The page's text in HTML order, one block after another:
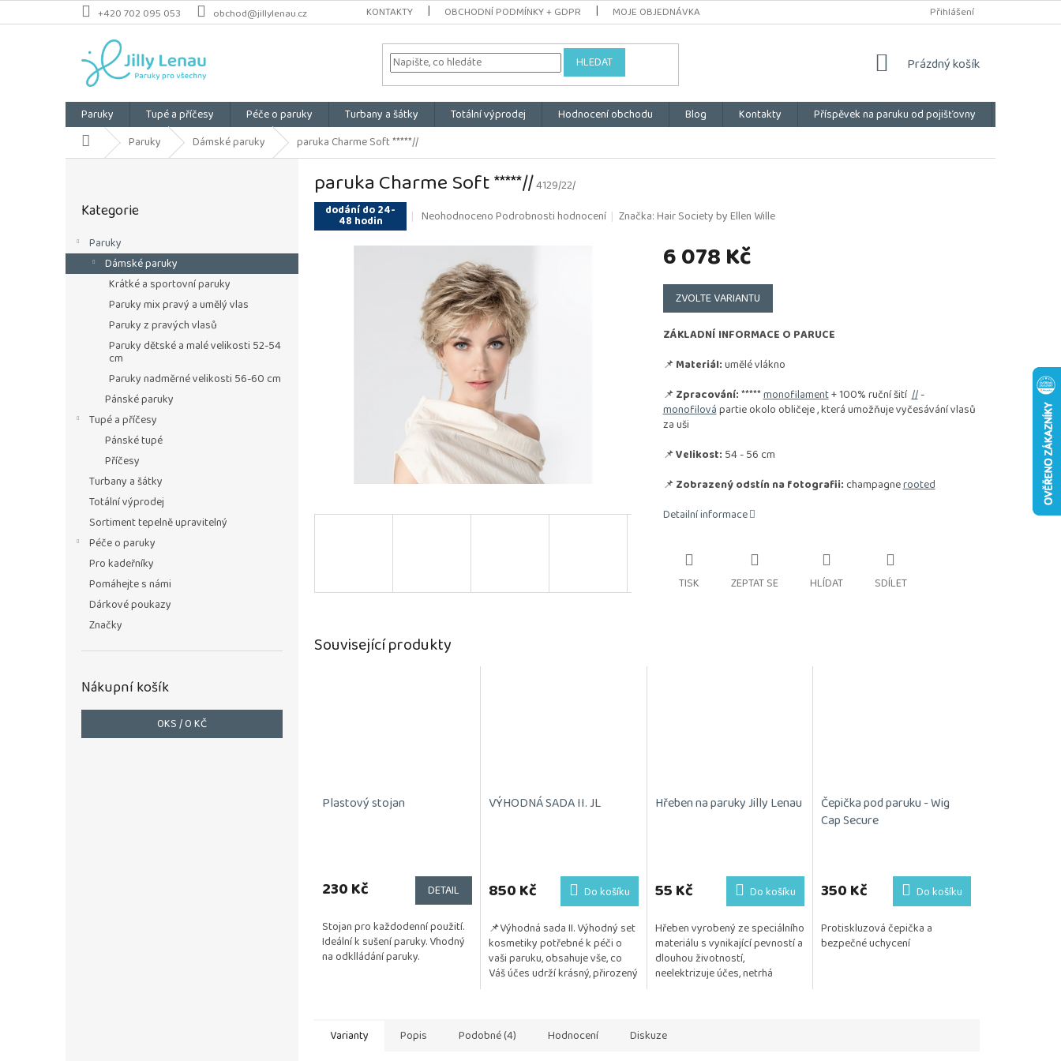
Přejít
na
+420 702 095 053 obchod@jillylenau.cz KONTAKTY OBCHODNÍ PODMÍNKY + GDPR MOJE OBJEDNÁVKA Přihlášení
HLEDAT
NÁKUPNÍ
Prázdný košík
Paruky Tupé a příčesy Péče o paruky Turbany a šátky Totální výprodej Hodnocení obchodu Blog Kontakty Příspěvek na paruku od pojišťovny
Domů Paruky Dámské paruky paruka Charme Soft *****//
P
a
n
kategorie
Kategorie
Paruky
Dámské paruky
Krátké a sportovní paruky
Paruky mix pravý a umělý vlas
Paruky z pravých vlasů
Paruky dětské a malé velikosti 52-54
cm
Paruky nadměrné velikosti 56-60 cm
Pánské paruky
Tupé a příčesy
Pánské tupé
Příčesy
Turbany a šátky
Totální výprodej
Sortiment tepelně upravitelný
Péče o paruky
Pro kadeřníky
Pomáhejte s námi
Dárkové poukazy
Značky
Nákupní košík
0KS /0 KČ
paruka Charme Soft *****//4129/22/
dodání do 24-
48 hodin
Průměrné
produktu
0,0
z
5
hvězdiček.
NeohodnocenoPodrobnosti hodnocení Značka:Hair Society by Ellen Wille
6 078 Kč
Měrná
cena:
ZVOLTE VARIANTU
ZÁKLADNÍ INFORMACE O PARUCE
📌Materiál:umělé vlákno
📌Zpracování:*****monofilament+ 100% ruční šití//-
monofilovápartie okolo obličeje , která umožňuje vyčesávání vlasů
za uši
📌Velikost: 54 - 56 cm
📌Zobrazený odstín na fotografii: champagnerooted
Detailní informace
TISK ZEPTAT SE HLÍDAT SDÍLET
Související produkty
Plastový stojan
230 Kč DETAIL
Stojan pro každodenní použití.
Ideální k sušení paruky. Vhodný
na odklládání paruky.
VÝHODNÁ SADA II. JL
850 Kč Do košíku
📌Výhodná sada II. Výhodný set
kosmetiky potřebné k péči o
vaši paruku, obsahuje vše, co
Váš účes udrží krásný, přirozený
Hřeben na paruky Jilly Lenau
55 Kč Do košíku
Hřeben vyrobený ze speciálního
materiálu s vynikající pevností a
dlouhou životností,
neelektrizuje účes, netrhá
Čepička pod paruku - Wig
Cap Secure
350 Kč Do košíku
Protiskluzová čepička a
bezpečné uchycení
Varianty Popis Podobné (4) Hodnocení Diskuze